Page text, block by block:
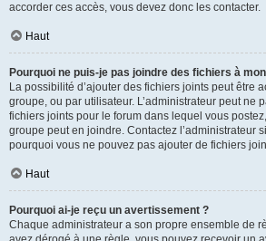
accorder ces accès, vous devez donc les contacter.
Haut
Pourquoi ne puis-je pas joindre des fichiers à
La possibilité d’ajouter des fichiers joints peut être
groupe, ou par utilisateur. L’administrateur peut ne
fichiers joints pour le forum dans lequel vous
groupe peut en joindre. Contactez l’administrateur
pourquoi vous ne pouvez pas ajouter de fichiers
Haut
Pourquoi ai-je reçu un avertissement ?
Chaque administrateur a son propre ensemble de